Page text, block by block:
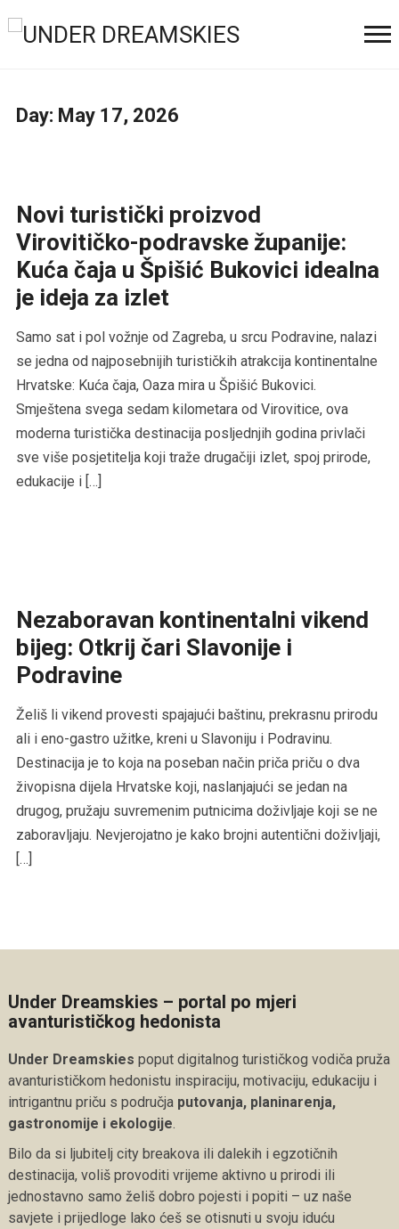
Day: May 17, 2026
Novi turistički proizvod
Virovitičko-podravske županije:
Kuća čaja u Špišić Bukovici idealna
je ideja za izlet
Samo sat i pol vožnje od Zagreba, u srcu Podravine, nalazi
se jedna od najposebnijih turističkih atrakcija kontinentalne
Hrvatske: Kuća čaja, Oaza mira u Špišić Bukovici.
Smještena svega sedam kilometara od Virovitice, ova
moderna turistička destinacija posljednjih godina privlači
sve više posjetitelja koji traže drugačiji izlet, spoj prirode,
edukacije i […]
Nezaboravan kontinentalni vikend
bijeg: Otkrij čari Slavonije i
Podravine
Želiš li vikend provesti spajajući baštinu, prekrasnu prirodu
ali i eno-gastro užitke, kreni u Slavoniju i Podravinu.
Destinacija je to koja na poseban način priča priču o dva
živopisna dijela Hrvatske koji, naslanjajući se jedan na
drugog, pružaju suvremenim putnicima doživljaje koji se ne
zaboravljaju. Nevjerojatno je kako brojni autentični doživljaji,
[…]
Under Dreamskies – portal po mjeri
avanturističkog hedonista
Under Dreamskies poput digitalnog turističkog vodiča pruža
avanturističkom hedonistu inspiraciju, motivaciju, edukaciju i
intrigantnu priču s područja putovanja, planinarenja,
gastronomije i ekologije
Bilo da si ljubitelj city breakova ili dalekih i egzotičnih
destinacija, voliš provoditi vrijeme aktivno u prirodi ili
jednostavno samo želiš dobro pojesti i popiti – uz naše
savjete i prijedloge lako ćeš se otisnuti u svoju iduću